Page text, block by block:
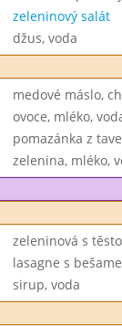
zeleninový salát
džus, voda
medové máslo,
ovoce, mléko,
pomazánka z
zelenina, mléko,
zeleninová s
lasagne s
sirup, voda